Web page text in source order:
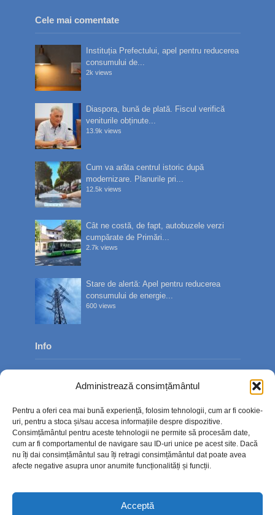
Administrează consimțământul
Pentru a oferi cea mai bună experiență, folosim tehnologii, cum ar fi cookie-
uri, pentru a stoca și/sau accesa informațiile despre dispozitive.
Consimțământul pentru aceste tehnologii ne permite să procesăm date,
cum ar fi comportamentul de navigare sau ID-uri unice pe acest site. Dacă
nu îți dai consimțământul sau îți retragi consimțământul dat poate avea
afecte negative asupra unor anumite funcționalități și funcții.
Acceptă
Cele mai comentate
Instituția Prefectului, apel pentru reducerea
consumului de...
2k views
Diaspora, bună de plată. Fiscul verifică
veniturile obținute...
13.9k views
Cum va arăta centrul istoric după
modernizare. Planurile pri...
12.5k views
Cât ne costă, de fapt, autobuzele verzi
cumpărate de Primări...
2.7k views
Stare de alertă: Apel pentru reducerea
consumului de energie...
600 views
Info
Contact
Politica de confidențialitate
Politică cookie-uri (UE)